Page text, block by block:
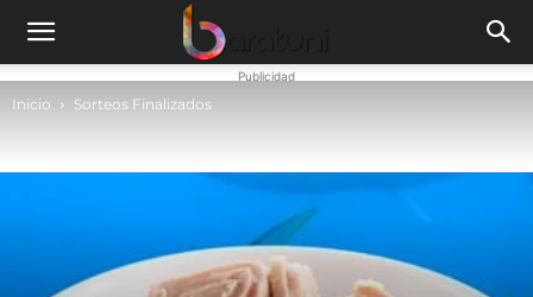
Publicidad
Inicio Sorteos Finalizados